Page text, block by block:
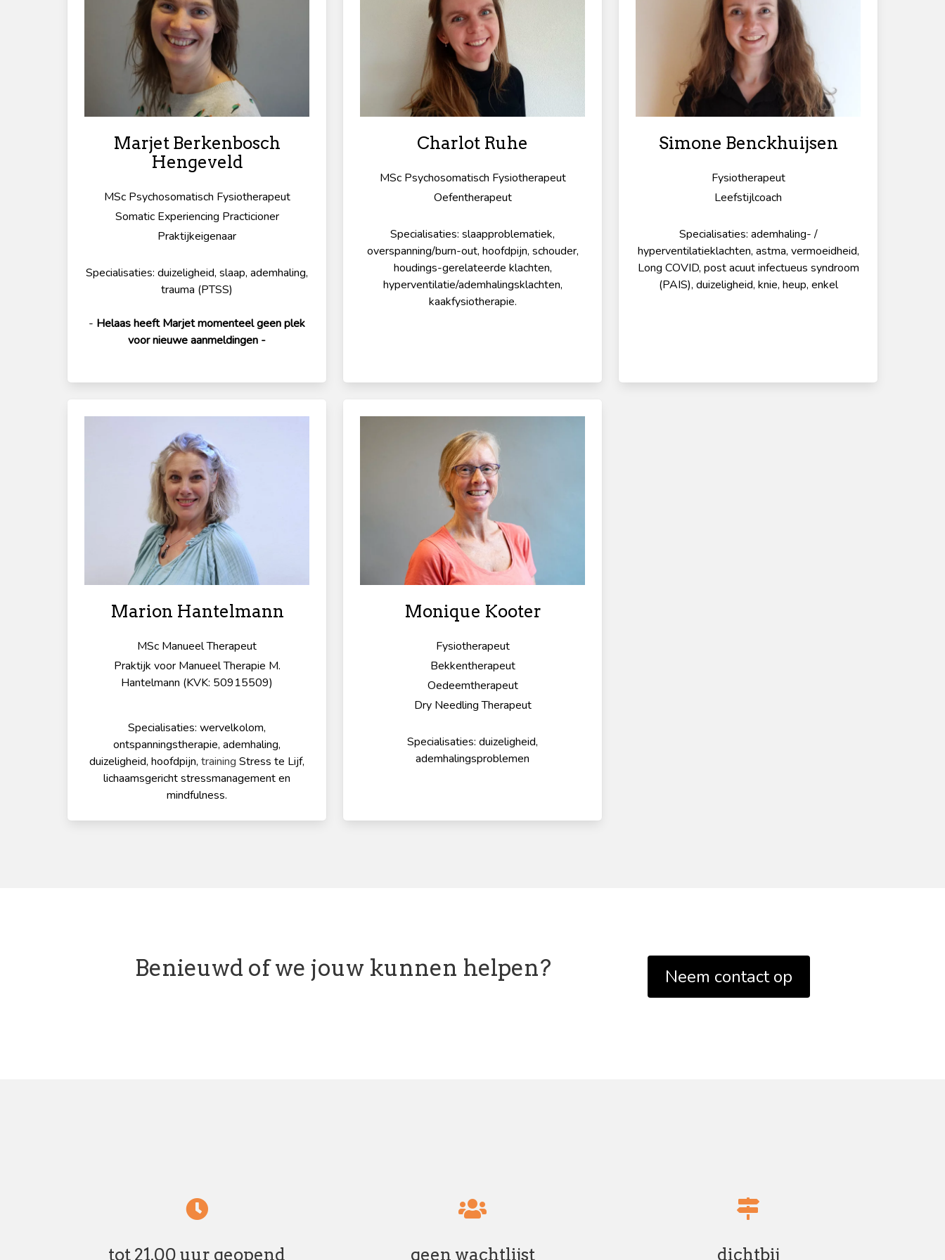
Marjet Berkenbosch
Hengeveld
MSc Psychosomatisch Fysiotherapeut
Somatic Experiencing Practicioner
Praktijkeigenaar
Specialisaties: duizeligheid, slaap, ademhaling,
trauma (PTSS)
- Helaas heeft Marjet momenteel geen plek
voor nieuwe aanmeldingen -
Charlot Ruhe
MSc Psychosomatisch Fysiotherapeut
Oefentherapeut
Specialisaties: slaapproblematiek,
overspanning/burn-out, hoofdpijn, schouder,
houdings-gerelateerde klachten,
hyperventilatie/ademhalingsklachten,
kaakfysiotherapie.
Simone Benckhuijsen
Fysiotherapeut
Leefstijlcoach
Specialisaties: ademhaling- /
hyperventilatieklachten, astma, vermoeidheid,
Long COVID, post acuut infectueus syndroom
(PAIS), duizeligheid, knie, heup, enkel
Marion Hantelmann
MSc Manueel Therapeut
Praktijk voor Manueel Therapie M.
Hantelmann (KVK: 50915509)
Specialisaties: wervelkolom,
ontspanningstherapie, ademhaling,
duizeligheid, hoofdpijn, training Stress te Lijf,
lichaamsgericht stressmanagement en
mindfulness.
Monique Kooter
Fysiotherapeut
Bekkentherapeut
Oedeemtherapeut
Dry Needling Therapeut
Specialisaties: duizeligheid,
ademhalingsproblemen
Benieuwd of we jouw kunnen helpen? Neem contact op
tot 21.00 uur geopend geen wachtlijst dichtbij